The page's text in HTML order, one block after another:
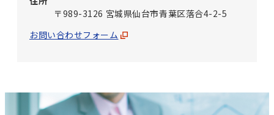
〒989-3126 宮城県仙台市青葉区落合4-2-5
お問い合わせフォーム